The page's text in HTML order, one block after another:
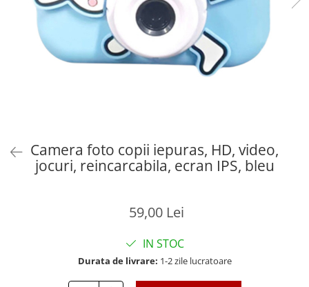
Camera foto copii iepuras, HD, video,
jocuri, reincarcabila, ecran IPS, bleu
59,00 Lei
IN STOC
Durata de livrare: 1-2 zile lucratoare